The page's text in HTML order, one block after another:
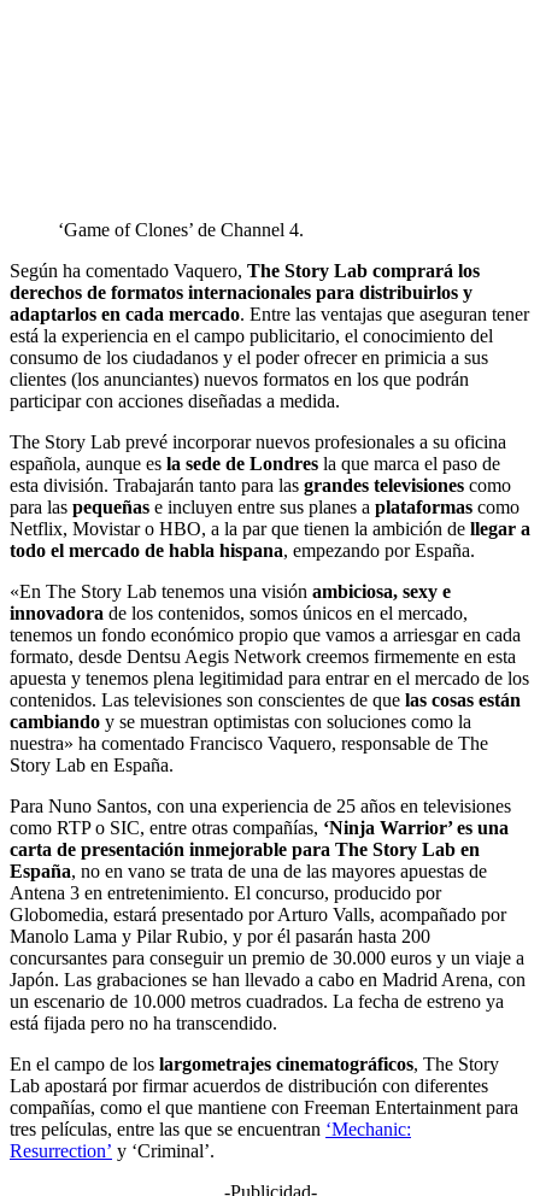
‘Game of Clones’ de Channel 4.
Según ha comentado Vaquero, The Story Lab comprará los
derechos de formatos internacionales para distribuirlos y
adaptarlos en cada mercado. Entre las ventajas que aseguran tener
está la experiencia en el campo publicitario, el conocimiento del
consumo de los ciudadanos y el poder ofrecer en primicia a sus
clientes (los anunciantes) nuevos formatos en los que podrán
participar con acciones diseñadas a medida.
The Story Lab prevé incorporar nuevos profesionales a su oficina
española, aunque es la sede de Londres la que marca el paso de
esta división. Trabajarán tanto para las grandes televisiones como
para las pequeñas e incluyen entre sus planes a plataformas como
Netflix, Movistar o HBO, a la par que tienen la ambición de llegar a
todo el mercado de habla hispana, empezando por España.
«En The Story Lab tenemos una visión ambiciosa, sexy e
innovadora de los contenidos, somos únicos en el mercado,
tenemos un fondo económico propio que vamos a arriesgar en cada
formato, desde Dentsu Aegis Network creemos firmemente en esta
apuesta y tenemos plena legitimidad para entrar en el mercado de los
contenidos. Las televisiones son conscientes de que las cosas están
cambiando y se muestran optimistas con soluciones como la
nuestra» ha comentado Francisco Vaquero, responsable de The
Story Lab en España.
Para Nuno Santos, con una experiencia de 25 años en televisiones
como RTP o SIC, entre otras compañías, ‘Ninja Warrior’ es una
carta de presentación inmejorable para The Story Lab en
España, no en vano se trata de una de las mayores apuestas de
Antena 3 en entretenimiento. El concurso, producido por
Globomedia, estará presentado por Arturo Valls, acompañado por
Manolo Lama y Pilar Rubio, y por él pasarán hasta 200
concursantes para conseguir un premio de 30.000 euros y un viaje a
Japón. Las grabaciones se han llevado a cabo en Madrid Arena, con
un escenario de 10.000 metros cuadrados. La fecha de estreno ya
está fijada pero no ha transcendido.
En el campo de los largometrajes cinematográficos, The Story
Lab apostará por firmar acuerdos de distribución con diferentes
compañías, como el que mantiene con Freeman Entertainment para
tres películas, entre las que se encuentran ‘Mechanic:
Resurrection’ y ‘Criminal’.
-Publicidad-